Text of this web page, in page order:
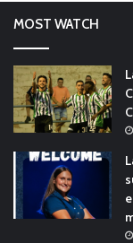
MOST WATCH